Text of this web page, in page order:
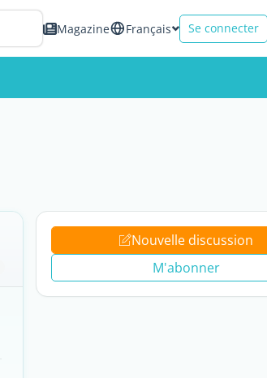
Magazine Français Se connecter
Nouvelle discussion
M'abonner